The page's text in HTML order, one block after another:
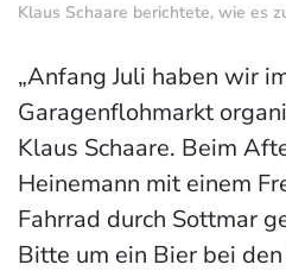
Klaus Schaare berichtete, wie es
„Anfang Juli haben wir
Garagenflohmarkt
Klaus Schaare. Beim
Heinemann mit einem
Fahrrad durch Sottmar
Bitte um ein Bier bei